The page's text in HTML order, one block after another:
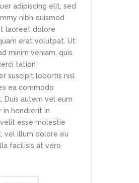
adipiscing elit, sed
nibh euismod
laoreet dolore
erat volutpat. Ut
minim veniam, quis
tation
suscipit lobortis nisl
ea commodo
Duis autem vel eum
in hendrerit in
esse molestie
vel illum dolore eu
facilisis at vero